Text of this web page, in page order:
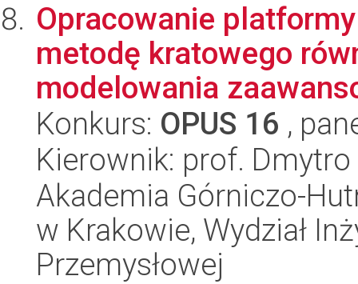
Opracowanie
metodę kratowego
modelowania
Konkurs: OPUS 16 ,
Kierownik: prof.
Akademia Górniczo-
w Krakowie, Wydział
Przemysłowej